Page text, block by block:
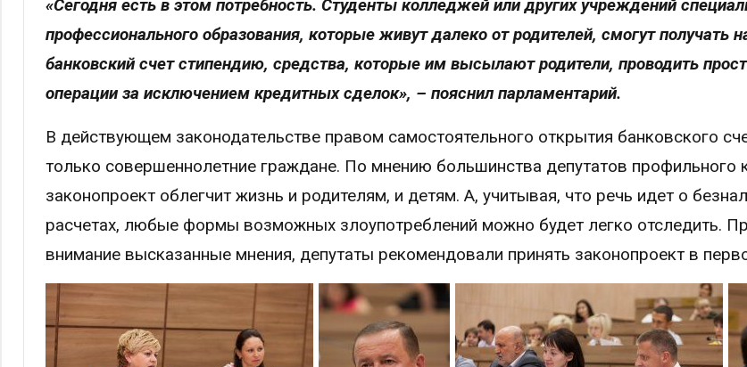
«Сегодня есть в этом потребность. Студенты колледжей или других учреждений
профессионального образования, которые живут далеко от родителей, смогут получать
банковский счет стипендию, средства, которые им высылают родители, проводить
операции за исключением кредитных сделок», – пояснил парламентарий.
В действующем законодательстве правом самостоятельного открытия банковского
только совершеннолетние граждане. По мнению большинства депутатов профильного
законопроект облегчит жизнь и родителям, и детям. А, учитывая, что речь идет о
расчетах, любые формы возможных злоупотреблений можно будет легко отследить.
внимание высказанные мнения, депутаты рекомендовали принять законопроект в